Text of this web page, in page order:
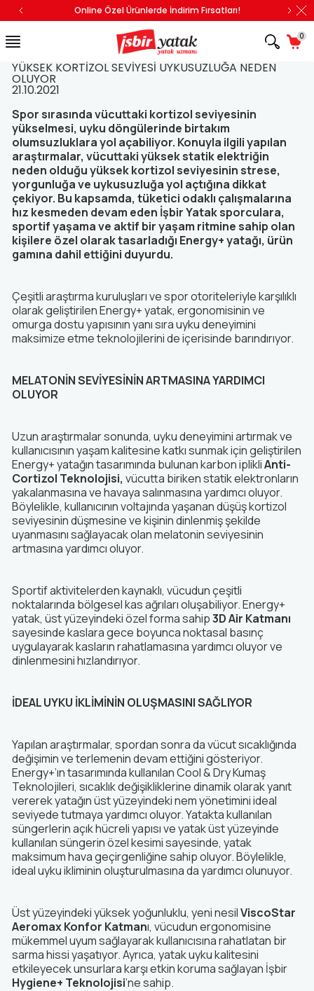
Online Özel Ürünlerde İndirim Fırsatları!
0
YÜKSEK KORTİZOL SEVİYESİ UYKUSUZLUĞA NEDEN
OLUYOR
21.10.2021
Spor sırasında vücuttaki kortizol seviyesinin
yükselmesi, uyku döngülerinde birtakım
olumsuzluklara yol açabiliyor. Konuyla ilgili yapılan
araştırmalar, vücuttaki yüksek statik elektriğin
neden olduğu yüksek kortizol seviyesinin strese,
yorgunluğa ve uykusuzluğa yol açtığına dikkat
çekiyor. Bu kapsamda, tüketici odaklı çalışmalarına
hız kesmeden devam eden İşbir Yatak sporculara,
sportif yaşama ve aktif bir yaşam ritmine sahip olan
kişilere özel olarak tasarladığı Energy+ yatağı, ürün
gamına dahil ettiğini duyurdu.
Çeşitli araştırma kuruluşları ve spor otoriteleriyle karşılıklı
olarak geliştirilen Energy+ yatak, ergonomisinin ve
omurga dostu yapısının yanı sıra uyku deneyimini
maksimize etme teknolojilerini de içerisinde barındırıyor.
MELATONİN SEVİYESİNİN ARTMASINA YARDIMCI
OLUYOR
Uzun araştırmalar sonunda, uyku deneyimini artırmak ve
kullanıcısının yaşam kalitesine katkı sunmak için geliştirilen
Energy+ yatağın tasarımında bulunan karbon iplikliAnti-
Cortizol Teknolojisi, vücutta biriken statik elektronların
yakalanmasına ve havaya salınmasına yardımcı oluyor.
Böylelikle, kullanıcının voltajında yaşanan düşüş kortizol
seviyesinin düşmesine ve kişinin dinlenmiş şekilde
uyanmasını sağlayacak olan melatonin seviyesinin
artmasına yardımcı oluyor.
Sportif aktivitelerden kaynaklı, vücudun çeşitli
noktalarında bölgesel kas ağrıları oluşabiliyor. Energy+
yatak, üst yüzeyindeki özel forma sahip3D Air Katmanı
sayesinde kaslara gece boyunca noktasal basınç
uygulayarak kasların rahatlamasına yardımcı oluyor ve
dinlenmesini hızlandırıyor.
İDEAL UYKU İKLİMİNİN OLUŞMASINI SAĞLIYOR
Yapılan araştırmalar, spordan sonra da vücut sıcaklığında
değişimin ve terlemenin devam ettiğini gösteriyor.
Energy+’ın tasarımında kullanılan Cool & Dry Kumaş
Teknolojileri, sıcaklık değişikliklerine dinamik olarak yanıt
vererek yatağın üst yüzeyindeki nem yönetimini ideal
seviyede tutmaya yardımcı oluyor. Yatakta kullanılan
süngerlerin açık hücreli yapısı ve yatak üst yüzeyinde
kullanılan süngerin özel kesimi sayesinde, yatak
maksimum hava geçirgenliğine sahip oluyor. Böylelikle,
ideal uyku ikliminin oluşturulmasına da yardımcı olunuyor.
Üst yüzeyindeki yüksek yoğunluklu, yeni nesilViscoStar
Aeromax Konfor Katmanı, vücudun ergonomisine
mükemmel uyum sağlayarak kullanıcısına rahatlatan bir
sarma hissi yaşatıyor. Ayrıca, yatak uyku kalitesini
etkileyecek unsurlara karşı etkin koruma sağlayan İşbir
Hygiene+ Teknolojisi’ne sahip.